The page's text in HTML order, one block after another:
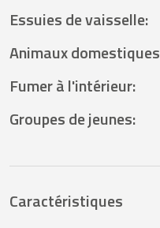
Essuies de vaisselle:
Animaux domestiques
Fumer à l'intérieur:
Groupes de jeunes:
Caractéristiques